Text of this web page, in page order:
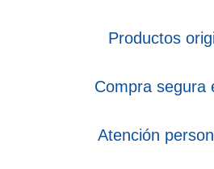
Productos
Compra segura
Atención